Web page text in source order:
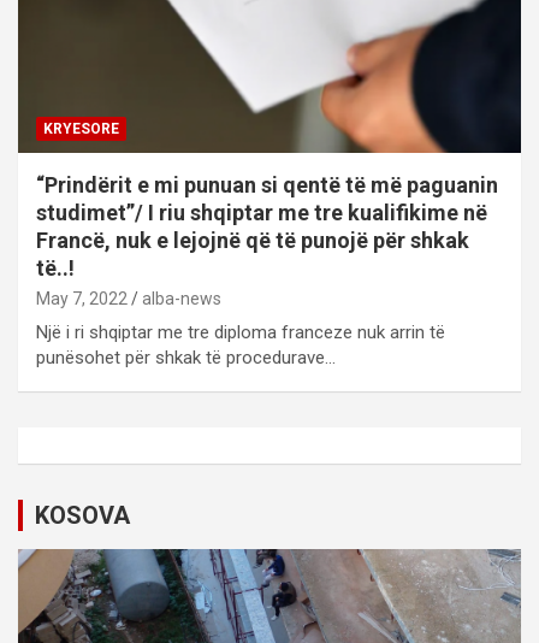
KRYESORE
“Prindërit e mi punuan si qentë të më paguanin
studimet”/ I riu shqiptar me tre kualifikime në
Francë, nuk e lejojnë që të punojë për shkak
të..!
May 7, 2022 alba-news
Një i ri shqiptar me tre diploma franceze nuk arrin të
punësohet për shkak të procedurave…
KOSOVA